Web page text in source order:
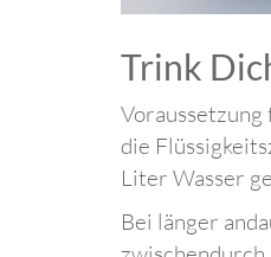
Trink
die
Liter Wasser
Bei länger